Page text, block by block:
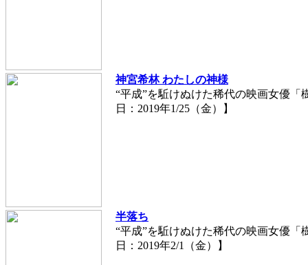
神宮希林 わたしの神様
“平成”を駈けぬけた稀代の映画女優
日：2019年1/25（金）】
半落ち
“平成”を駈けぬけた稀代の映画女優
日：2019年2/1（金）】